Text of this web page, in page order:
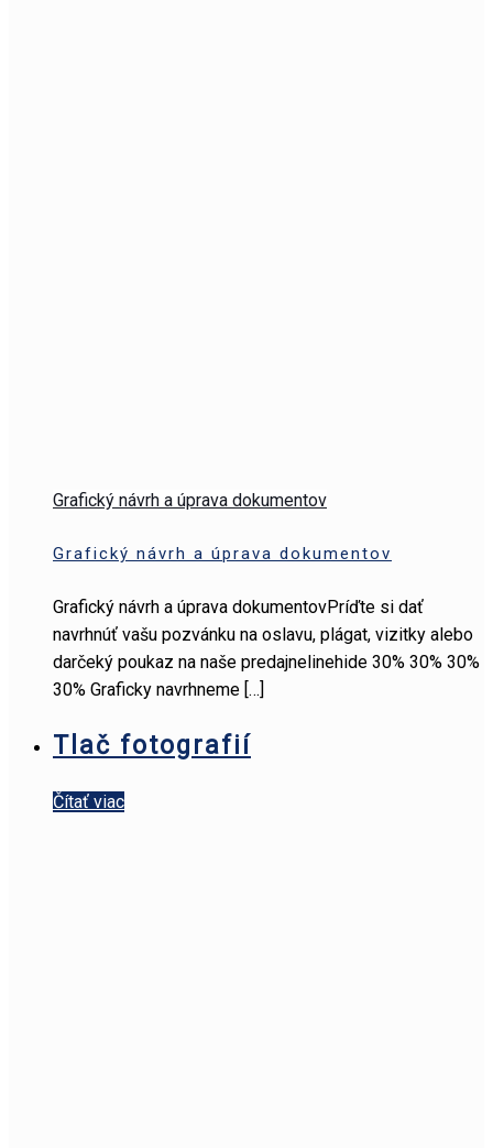
Grafický návrh a úprava dokumentov
Grafický návrh a úprava dokumentov
Grafický návrh a úprava dokumentovPríďte si dať
navrhnúť vašu pozvánku na oslavu, plágat, vizitky alebo
darčeký poukaz na naše predajnelinehide 30% 30% 30%
30% Graficky navrhneme […]
Tlač fotografií
Čítať viac